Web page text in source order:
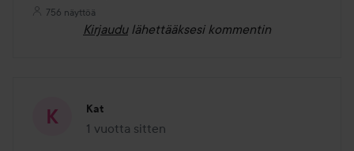
756 näyttöä
Kirjaudu lähettääksesi kommentin
Kat
1 vuotta sitten
Viesti luotiin 1 vuotta sitten